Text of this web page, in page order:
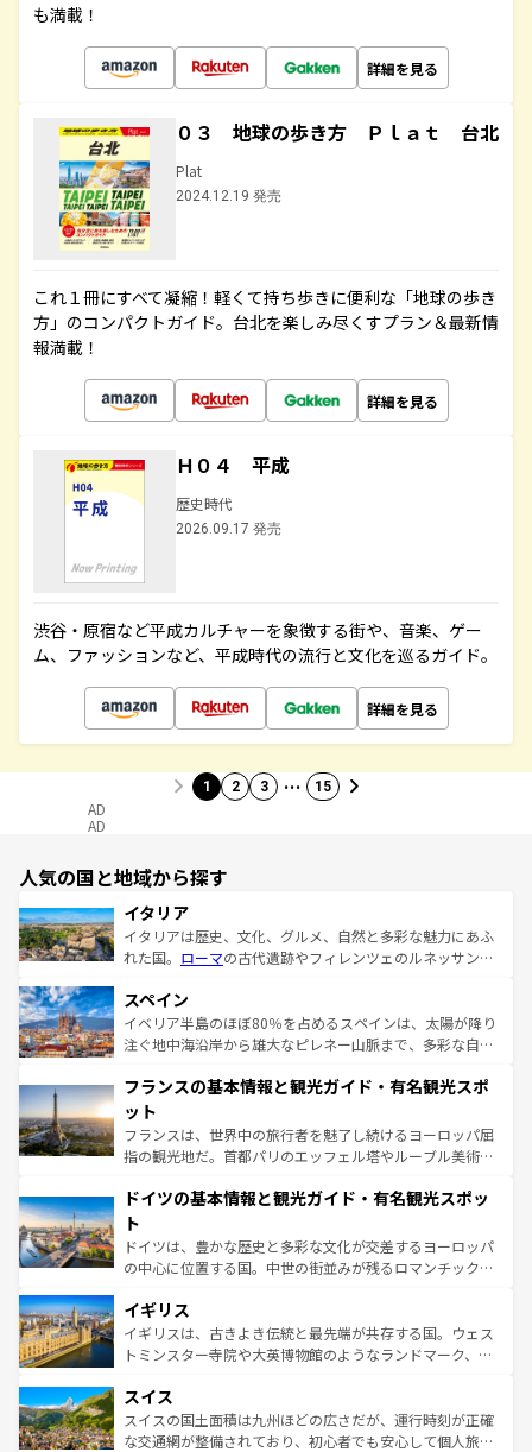
も満載！
詳細を見る
０３ 地球の歩き方 Ｐｌａｔ 台北
Plat
2024.12.19 発売
これ１冊にすべて凝縮！軽くて持ち歩きに便利な「地球の歩き
方」のコンパクトガイド。台北を楽しみ尽くすプラン＆最新情
報満載！
詳細を見る
Ｈ０４ 平成
歴史時代
2026.09.17 発売
渋谷・原宿など平成カルチャーを象徴する街や、音楽、ゲー
ム、ファッションなど、平成時代の流行と文化を巡るガイド。
詳細を見る
1 2 3 … 15
AD
AD
人気の国と地域から探す
イタリア
イタリアは歴史、文化、グルメ、自然と多彩な魅力にあふ
れた国。 ローマの古代遺跡やフィレンツェのルネッサンス
ろん、トスカーナの美しい田園風景やアマルフィ海岸の絶
景など、自然景観も見逃せない。観光の合間には、本場の
ピザやパスタなど、絶品のイタリア料理を堪能することも
ませてくれるイタリアで、忘れられない旅をしてみよう！
なお、新着のイタリア情報は
しい。
スペイン
イベリア半島のほぼ80％を占めるスペインは、太陽が降り
注ぐ地中海沿岸から雄大なピレネー山脈まで、多彩な自然
文化が根付くこの国では、情熱的なフラメンコ、熱気あふ
れる闘牛、そして美味しいタパスが生活の一部となってい
る。首都マドリードの洗練された雰囲気や、バルセロナの
アートに溢れた街角から、地方では古代ローマ遺跡や中世
せる。地方によって風土や気候が異なるスペインはその個
ンテンツ一覧 を参照してほしい。
フランスの基本情報と観光ガイド・有名観光スポ
ット
フランスは、世界中の旅行者を魅了し続けるヨーロッパ屈
指の観光地だ。首都パリのエッフェル塔やルーブル美術館
で、幅広い魅力が詰まっている。華麗な宮殿、歴史的な大
聖堂、美しいビーチ、そして豊かな自然が、訪れる者を心
から魅了する。また、フランスは美食の国としても知ら
れ、フランス料理はユネスコ無形文化遺産にも登録されて
香り高いラベンダー畑など、多彩な楽しみ方が可能だ。さ
らに、パリ以外の地域にも魅力が溢れており、どの街角に
も豊かな歴史と文化が息づいている。パリ以外の個性あふ
を参照してほしい。
ドイツの基本情報と観光ガイド・有名観光スポッ
ト
ドイツは、豊かな歴史と多彩な文化が交差するヨーロッパ
の中心に位置する国。中世の街並みが残るロマンチック街
顔を持つこの国は、どこを歩いても飽きることがない。ベ
ルリンの文化的活気、バイエルン州のアルプスの絶景、そ
してライン川沿いのワイン畑といった風景は必見。ビール
は、お酒好きな人にはぜひ体験してほしい。 なお、新着の
ドイツ情報はコンテンツ一覧を参照してほしい。
イギリス
イギリスは、古きよき伝統と最先端が共存する国。ウェス
トミンスター寺院や大英博物館のようなランドマーク、歴
リアごとに異なる魅力がある。また、優雅なアフタヌーン
ティー、ビール好きにはたまらない英国パブ、サッカー観
戦など、本場だからこそできる体験も豊富。イギリスを旅
スイス
スイスの国土面積は九州ほどの広さだが、運行時刻が正確
な交通網が整備されており、初心者でも安心して個人旅行